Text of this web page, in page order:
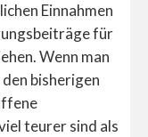
Einnahmen
für
Wenn man
bisherigen
teurer sind als